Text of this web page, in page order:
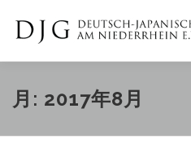
ッ
ホーム
月: 2017年8月